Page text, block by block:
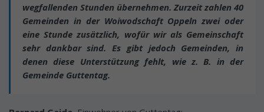
wegfallenden Stunden übernehmen. Zurzeit zahlen 40
Gemeinden in der Woiwodschaft Oppeln zwei oder
eine Stunde zusätzlich, wofür wir als Gemeinschaft
sehr dankbar sind. Es gibt jedoch Gemeinden, in
denen diese Unterstützung fehlt, wie z. B. in der
Gemeinde Guttentag.